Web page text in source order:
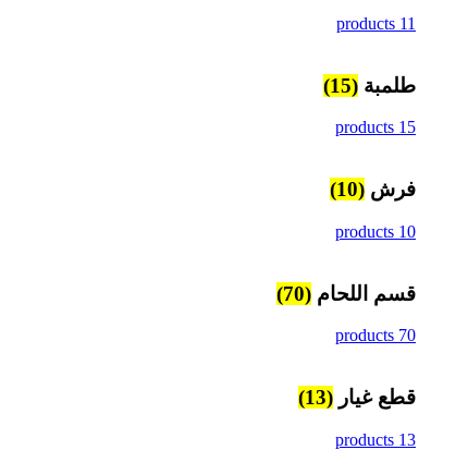
11 products
طلمبة (15)
15 products
فرش (10)
10 products
قسم اللحام (70)
70 products
قطع غيار (13)
13 products